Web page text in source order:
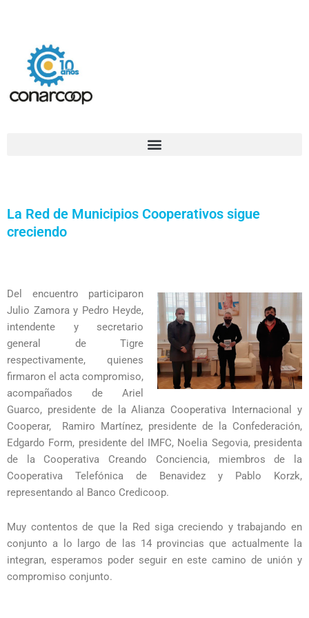
La Red de Municipios Cooperativos sigue
creciendo
Del encuentro participaron
Julio Zamora y Pedro Heyde,
intendente y secretario
general de Tigre
respectivamente, quienes
firmaron el acta compromiso,
acompañados de Ariel
Guarco, presidente de la Alianza Cooperativa Internacional y
Cooperar, Ramiro Martínez, presidente de la Confederación,
Edgardo Form, presidente del IMFC, Noelia Segovia, presidenta
de la Cooperativa Creando Conciencia, miembros de la
Cooperativa Telefónica de Benavidez y Pablo Korzk,
representando al Banco Credicoop.
Muy contentos de que la Red siga creciendo y trabajando en
conjunto a lo largo de las 14 provincias que actualmente la
integran, esperamos poder seguir en este camino de unión y
compromiso conjunto.